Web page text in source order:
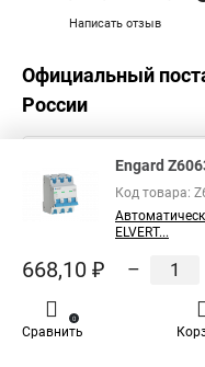
Написать отзыв
Официальный
России
Engard
Код товара:
ELVERT...
668,10 ₽ –
Сравнить
0